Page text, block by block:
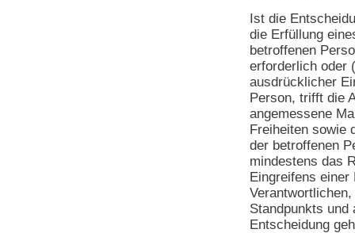
Ist die
die Erfüllung
betroffenen
erforderlich oder
ausdrücklicher
Person, trifft die
angemessene
Freiheiten sowie
der betroffenen
mindestens das
Eingreifens
Standpunkts und
Entscheidung